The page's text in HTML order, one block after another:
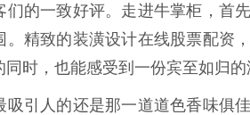
们的一致好评。走进牛掌柜，首
。精致的装潢设计在线股票配资
同时，也能感受到一份宾至如归的
吸引人的还是那一道道色香味俱